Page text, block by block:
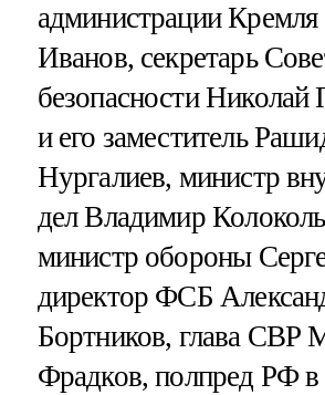
администрации Кремля
Иванов, секретарь
безопасности
и его заместитель
Нургалиев, министр
дел Владимир
министр обороны
директор ФСБ
Бортников, глава СВР
Фрадков, полпред РФ в